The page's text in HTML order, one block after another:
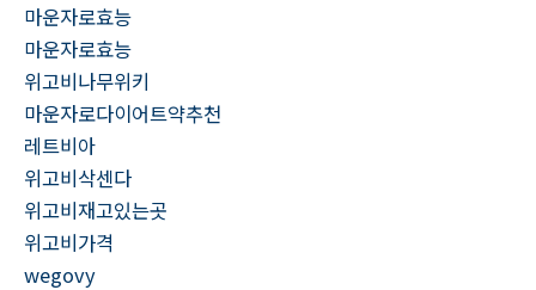
마운자로효능
마운자로효능
위고비나무위키
마운자로다이어트약추천
레트비아
위고비삭센다
위고비재고있는곳
위고비가격
wegovy